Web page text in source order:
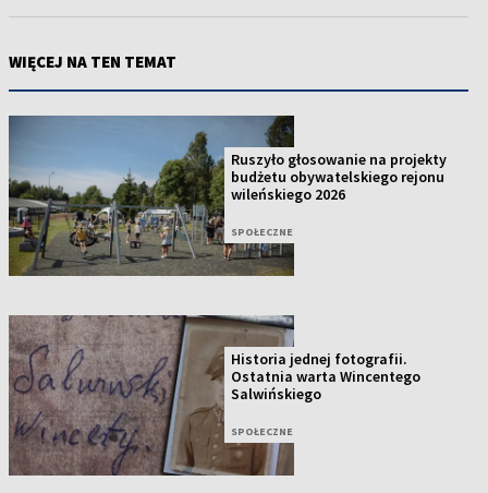
WIĘCEJ NA TEN TEMAT
Ruszyło głosowanie na projekty
budżetu obywatelskiego rejonu
wileńskiego 2026
SPOŁECZNE
Historia jednej fotografii.
Ostatnia warta Wincentego
Salwińskiego
SPOŁECZNE